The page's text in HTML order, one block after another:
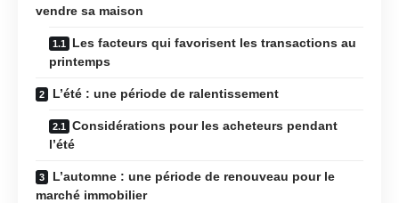
vendre sa maison
Les facteurs qui favorisent les transactions au
printemps
L’été : une période de ralentissement
Considérations pour les acheteurs pendant
l’été
L’automne : une période de renouveau pour le
marché immobilier